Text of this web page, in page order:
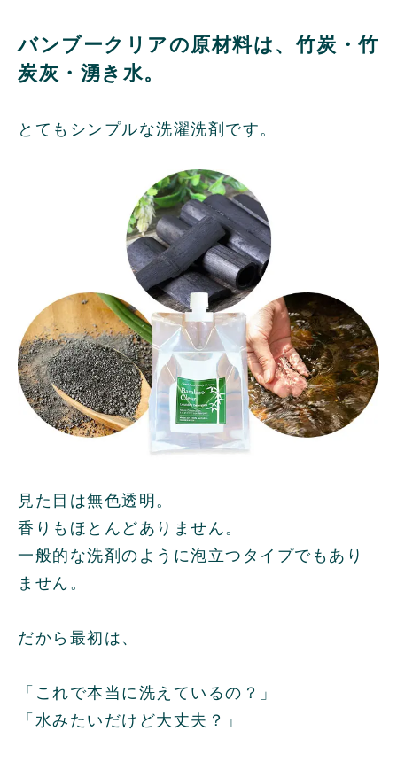
バンブークリアの原材料は、竹炭・竹
炭灰・湧き水。
とてもシンプルな洗濯洗剤です。
見た目は無色透明。
香りもほとんどありません。
一般的な洗剤のように泡立つタイプでもあり
ません。
だから最初は、
「これで本当に洗えているの？」
「水みたいだけど大丈夫？」